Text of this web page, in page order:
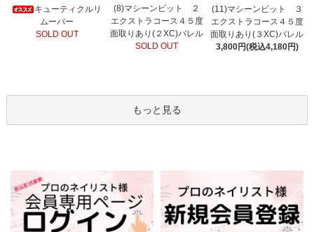
キューティクルリ
ムーバー
SOLD OUT
(8)マシーンビット ２
エクストラコース４５度
面取りあり(２XC)バレル
SOLD OUT
(11)マシーンビット ３
エクストラコース４５度
面取りあり(３XC)バレル
3,800円(税込4,180円)
もっと見る